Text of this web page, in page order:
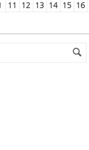
11 12 13 14 15 16